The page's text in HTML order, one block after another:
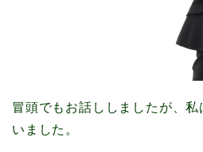
冒頭でもお話ししましたが、私
いました。